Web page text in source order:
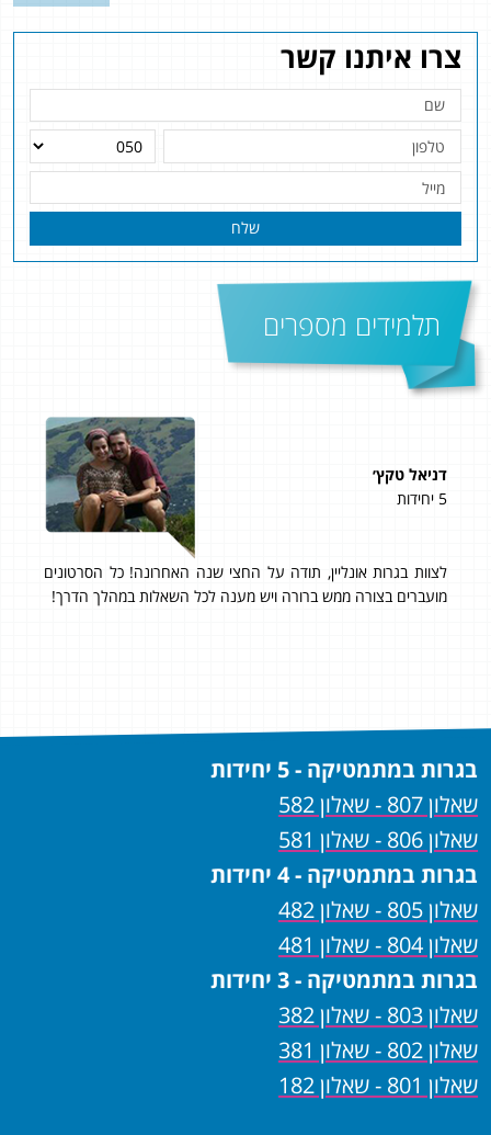
צרו איתנו קשר
שלח
תלמידים מספרים
דניאל טקץ׳
5 יחידות
לצוות בגרות אונליין, תודה על החצי שנה האחרונה! כל הסרטונים
מועברים בצורה ממש ברורה ויש מענה לכל השאלות במהלך הדרך!
בגרות במתמטיקה - 5 יחידות
שאלון 807 - שאלון 582
שאלון 806 - שאלון 581
בגרות במתמטיקה - 4 יחידות
שאלון 805 - שאלון 482
שאלון 804 - שאלון 481
בגרות במתמטיקה - 3 יחידות
שאלון 803 - שאלון 382
שאלון 802 - שאלון 381
שאלון 801 - שאלון 182